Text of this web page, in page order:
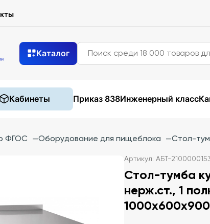
Каталог
Кабинеты Приказ 838Инженерный класс
ФГОС —Оборудование для пищеблока —Стол-
Артикул: АБТ-
Стол-тумба
нерж.ст., 1